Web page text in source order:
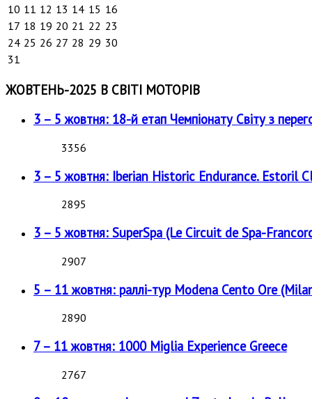
10 11 12 13 14 15 16
17 18 19 20 21 22 23
24 25 26 27 28 29 30
31
ЖОВТЕНЬ-2025 В СВІТІ МОТОРІВ
3 – 5 жовтня: 18-й етап Чемпіонату Світу з
3356
3 – 5 жовтня: Iberian Historic Endurance. Estoril
2895
3 – 5 жовтня: SuperSpa (Le Circuit de Spa-
2907
5 – 11 жовтня: раллі-тур Modena Cento Ore
2890
7 – 11 жовтня: 1000 Miglia Experience Greece
2767